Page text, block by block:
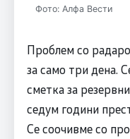
Фото: Алфа Вести
Проблем со
за само три дена.
сметка за
седум години
Се соочивме со